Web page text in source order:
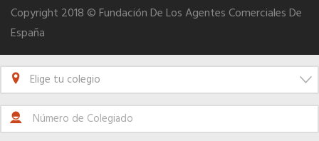
Copyright 2018 © Fundación De Los Agentes Comerciales De
España
Elige tu colegio